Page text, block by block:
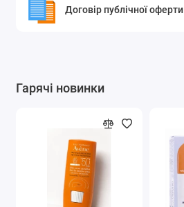
Договір публічної оферти
Гарячі новинки